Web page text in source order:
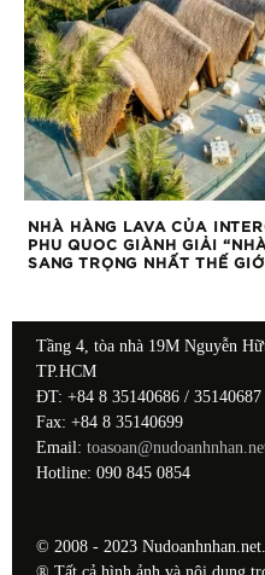
NHÀ HÀNG LAVA CỦA
PHU QUOC GIÀNH GIẢI
SANG TRỌNG NHẤT THẾ
Tầng 4, tòa nhà 19M Nguyễn
TP.HCM
ĐT: +84 8 35140686 / 35140687
Fax: +84 8 35140699
Email:
Hotline: 090 845 0854
© 2008 - 2023